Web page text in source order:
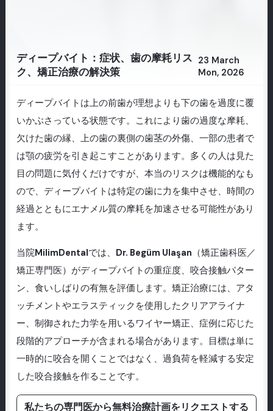
ディープバイト：症状、歯の摩耗リス
ク、矯正治療の解決策
23 March
Mon, 2026
ディープバイトは上の前歯が理想よりも下の歯を過度に覆
いかぶさっている状態です。これにより歯の過度な摩耗、
欠けた歯の縁、上の歯の裏側の歯茎の外傷、一部の患者で
は顎の疲労を引き起こすことがあります。多くの人は見た
目の問題に気付くだけですが、本当のリスクは機能的なも
ので、ディープバイトは特定の歯に力を集中させ、時間の
経過とともにエナメル質の摩耗を加速させる可能性があり
ます。
当院MilimDentalでは、 Dr. Begüm Ulaşan （矯正歯科医／
矯正専門医）がディープバイトの重症度、咬合接触パター
ン、食いしばりの有無を評価します。矯正治療には、アタ
ッチメントやエラスティックを使用したクリアアライナ
ー、制御された力学を用いるワイヤー矯正、症例に応じた
段階的アプローチが含まれる場合があります。目標は単に
一時的に咬合を開くことではなく、過負荷を軽減する安定
した咬合接触を作ることです。
私たちの専門医から無料治療計画をリクエストする